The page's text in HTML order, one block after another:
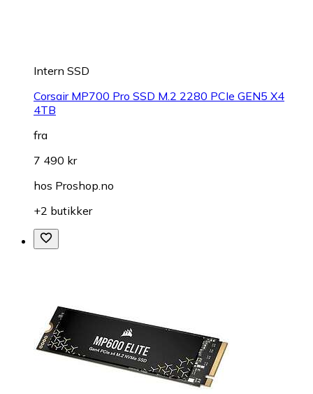
Intern SSD
Corsair MP700 Pro SSD M.2 2280 PCIe GEN5 X4
4TB
fra
7 490 kr
hos Proshop.no
+2 butikker